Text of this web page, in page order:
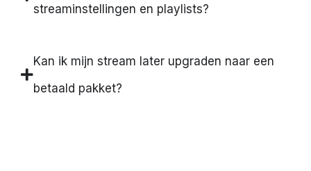
streaminstellingen en playlists?
Kan ik mijn stream later upgraden naar een
betaald pakket?